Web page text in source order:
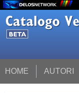
HOME AUTORI